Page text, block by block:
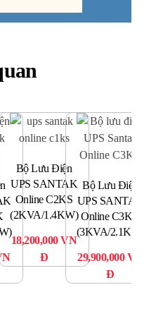
Bộ Lưu Điện
UPS SANTAK
Online C2KS
(2KVA/1.4KW)
18,200,000VN
Đ
Bộ Lưu Điện
UPS SANTAK
Online C3KR
(3KVA/2.1KW)
29,900,000VN
Đ